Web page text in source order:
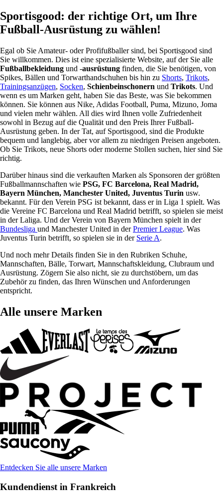
Sportisgood: der richtige Ort, um Ihre
Fußball-Ausrüstung zu wählen!
Egal ob Sie Amateur- oder Profifußballer sind, bei Sportisgood sind
Sie willkommen. Dies ist eine spezialisierte Website, auf der Sie alle
Fußballbekleidung und -ausrüstung finden, die Sie benötigen, von
Spikes, Bällen und Torwarthandschuhen bis hin zu Shorts, Trikots,
Trainingsanzügen, Socken, Schienbeinschonern und Trikots. Und
wenn es um Marken geht, haben Sie das Beste, was Sie bekommen
können. Sie können aus Nike, Adidas Football, Puma, Mizuno, Joma
und vielen mehr wählen. All dies wird Ihnen volle Zufriedenheit
sowohl in Bezug auf die Qualität und den Preis Ihrer Fußball-
Ausrüstung geben. In der Tat, auf Sportisgood, sind die Produkte
bequem und langlebig, aber vor allem zu niedrigen Preisen angeboten.
Ob Sie Trikots, neue Shorts oder moderne Stollen suchen, hier sind Sie
richtig.
Darüber hinaus sind die verkauften Marken als Sponsoren der größten
Fußballmannschaften wie PSG, FC Barcelona, Real Madrid,
Bayern München, Manchester United, Juventus Turin usw.
bekannt. Für den Verein PSG ist bekannt, dass er in Liga 1 spielt. Was
die Vereine FC Barcelona und Real Madrid betrifft, so spielen sie meist
in der Laliga. Und der Verein von Bayern München spielt in der
Bundesliga und Manchester United in derPremier League. Was
Juventus Turin betrifft, so spielen sie in der Serie A.
Und noch mehr Details finden Sie in den Rubriken Schuhe,
Mannschaften, Bälle, Torwart, Mannschaftskleidung, Clubraum und
Ausrüstung. Zögern Sie also nicht, sie zu durchstöbern, um das
Zubehör zu finden, das Ihren Wünschen und Anforderungen
entspricht.
Alle unsere Marken
Entdecken Sie alle unsere Marken
Kundendienst in Frankreich